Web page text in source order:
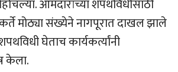
आमदारांच्या शपथविधीसाठी
मोठ्या संख्येने नागपूरात दाखल झाले
घेताच कार्यकर्त्यांनी
केला.